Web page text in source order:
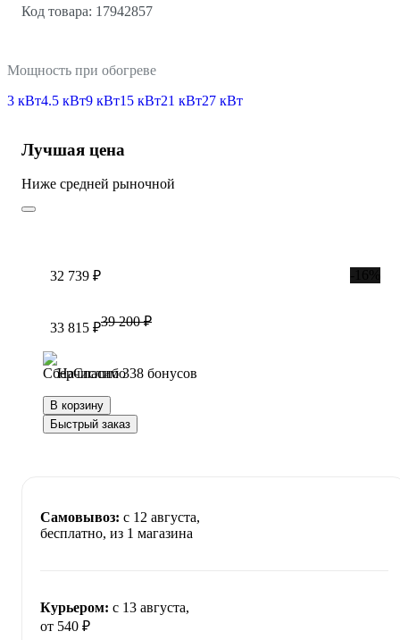
Код товара: 17942857
Мощность при обогреве
3 кВт4.5 кВт9 кВт15 кВт21 кВт27 кВт
Лучшая цена
Ниже средней рыночной
32 739 ₽
33 815 ₽39 200 ₽
Начислим 338 бонусов
В корзину
Быстрый заказ
Самовывоз: c 12 августа,
бесплатно, из 1 магазина
Курьером: c 13 августа,
от 540 ₽